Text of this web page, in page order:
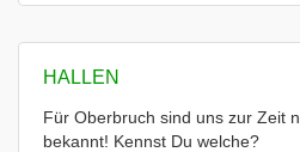
HALLEN
Für Oberbruch sind uns zur Zeit
bekannt! Kennst Du welche?